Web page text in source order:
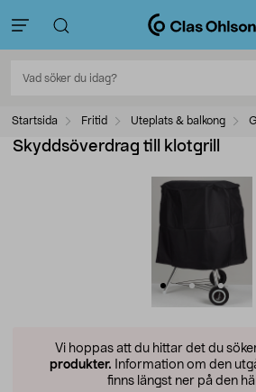
Startsida Fritid Uteplats & balkong
Skyddsöverdrag till klotgrill
Vi hoppas att du hittar det du
produkter. Information om den
finns längst ner på den